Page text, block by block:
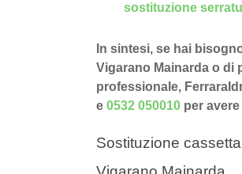
sostituzione
In sintesi, se hai
Vigarano Mainarda o di
professionale,
e 0532 050010 per
Sostituzione